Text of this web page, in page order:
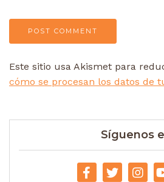
Este sitio usa Akismet para
cómo se procesan los datos de
Síguenos